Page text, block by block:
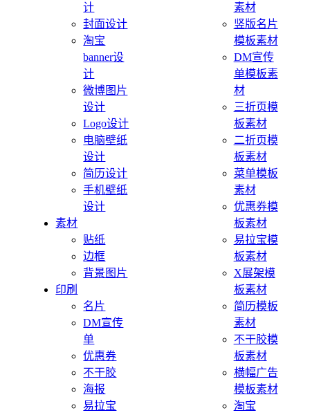
计
封面设计
淘宝
banner设
计
微博图片
设计
Logo设计
电脑壁纸
设计
简历设计
手机壁纸
设计
素材
贴纸
边框
背景图片
印刷
名片
DM宣传
单
优惠券
不干胶
海报
易拉宝
素材
竖版名片
模板素材
DM宣传
单模板素
材
三折页模
板素材
二折页模
板素材
菜单模板
素材
优惠券模
板素材
易拉宝模
板素材
X展架模
板素材
简历模板
素材
不干胶模
板素材
横幅广告
模板素材
淘宝